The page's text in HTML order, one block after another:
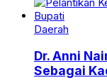
Daerah
Dr. Anni
Sebagai